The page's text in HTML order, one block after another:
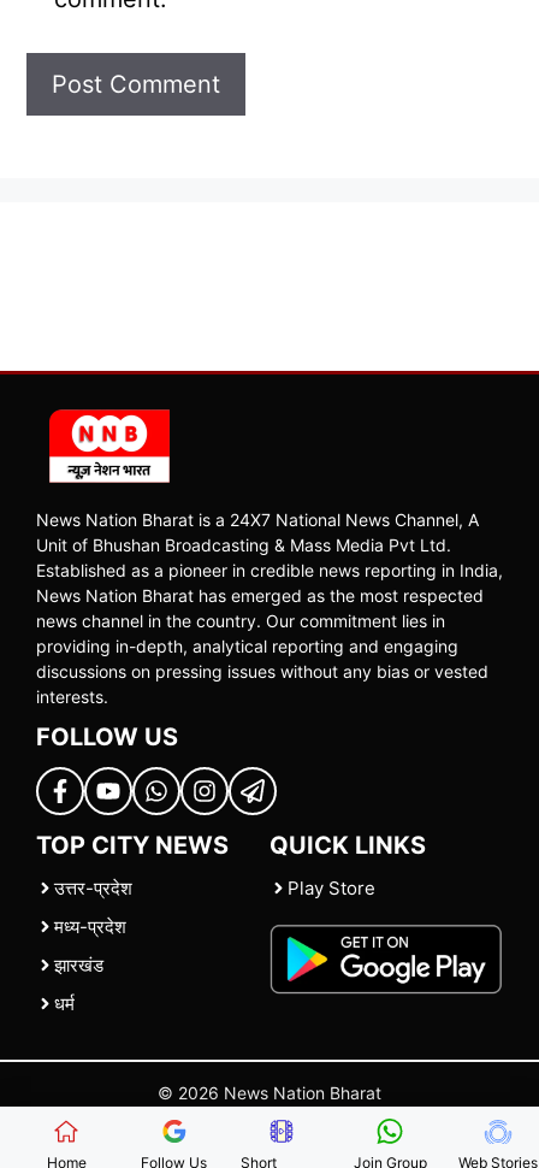
News Nation Bharat is a 24X7 National News Channel, A
Unit of Bhushan Broadcasting & Mass Media Pvt Ltd.
Established as a pioneer in credible news reporting in India,
News Nation Bharat has emerged as the most respected
news channel in the country. Our commitment lies in
providing in-depth, analytical reporting and engaging
discussions on pressing issues without any bias or vested
interests.
FOLLOW US
TOP CITY NEWS
उत्तर-प्रदेश
मध्य-प्रदेश
झारखंड
धर्म
QUICK LINKS
Play Store
© 2026 News Nation Bharat
| |Contact Us |Policies Terms and Conditions
Home Follow Us Short Join Group Web Stories